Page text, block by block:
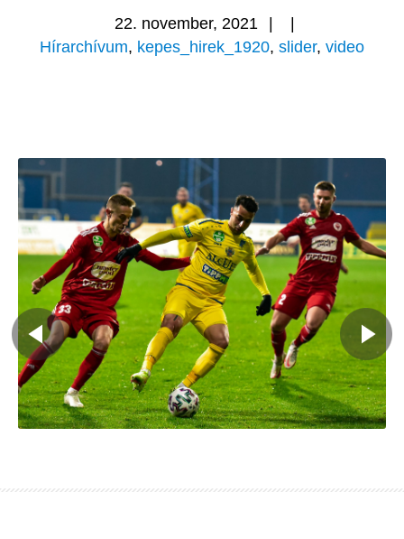
22. november, 2021
Hírarchívum, kepes_hirek_1920, slider, video